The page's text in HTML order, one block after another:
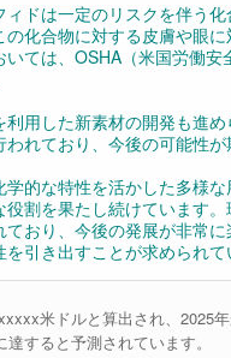
ドは一定のリスクを伴う
化合物に対する皮膚や眼
ては、OSHA（米国労働
用した新素材の開発も進め
れており、今後の可能性が
的な特性を活かした多様
割を果たし続けています
おり、今後の発展が非常
引き出すことが求められて
米ドルと算出され、2025
すると予測されています。